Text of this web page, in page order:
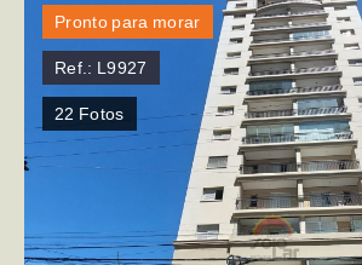
Pronto para morar
Ref.: L9927
22 Fotos